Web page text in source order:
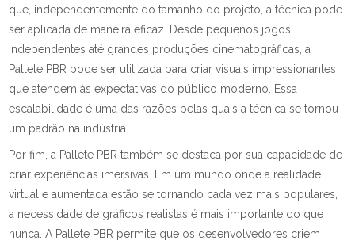
que, independentemente do tamanho do projeto, a técnica pode
ser aplicada de maneira eficaz. Desde pequenos jogos
independentes até grandes produções cinematográficas, a
Pallete PBR pode ser utilizada para criar visuais impressionantes
que atendem às expectativas do público moderno. Essa
escalabilidade é uma das razões pelas quais a técnica se tornou
um padrão na indústria.
Por fim, a Pallete PBR também se destaca por sua capacidade de
criar experiências imersivas. Em um mundo onde a realidade
virtual e aumentada estão se tornando cada vez mais populares,
a necessidade de gráficos realistas é mais importante do que
nunca. A Pallete PBR permite que os desenvolvedores criem